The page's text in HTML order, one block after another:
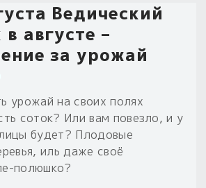
Ведический
августе –
за урожай
урожай на своих полях
соток? Или вам повезло, и у
будет? Плодовые
иль даже своё
полюшко?